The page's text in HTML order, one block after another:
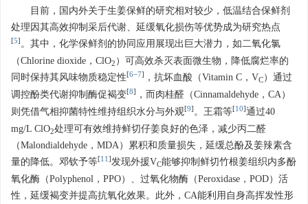
目前，国内外关于生姜保鲜的研究相对较少，低温结合保鲜剂
处理因其高效抑制采后代谢、延缓氧化损伤等优势成为研究热点
[5] 。其中，化学保鲜剂的协同应用展现出巨大潜力，如二氧化氯
（Chlorine dioxide，ClO2 ）可高效杀灭表面微生物，降低腐烂率的
同时保持其风味物质稳定性[6−7] ，抗坏血酸（Vitamin C，VC）通过
调控酚类代谢抑制酶促褐变[8]
，而肉桂醛（Cinnamaldehyde，CA）
则凭借气相抑菌特性维持组织水分与外观[9] 。王霜等[10]通过40
mg/L ClO2处理可有效维持鲜切仔姜良好的色泽，减少丙二醛
（Malondialdehyde，MDA）累积和质量损失，延缓总酚及姜辣素含
量的降低。邓钦予等[11 ]发现外援VC能够抑制鲜切竹根姜组织内多酚
氧化酶（Polyphenol，PPO）、过氧化物酶（Peroxidase，POD）活
性，延缓褐变并提高抗氧化效果。此外，CA能利用自身高挥发性形